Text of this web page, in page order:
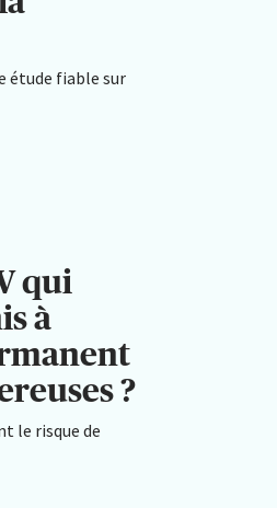
étude fiable sur
qui
à
?
le risque de